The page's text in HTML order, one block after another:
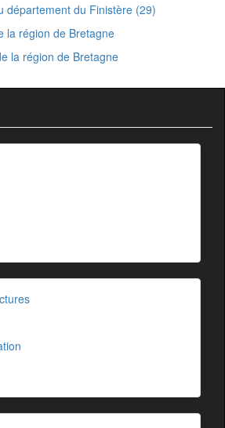
département du Finistère (29)
la région de Bretagne
la région de Bretagne